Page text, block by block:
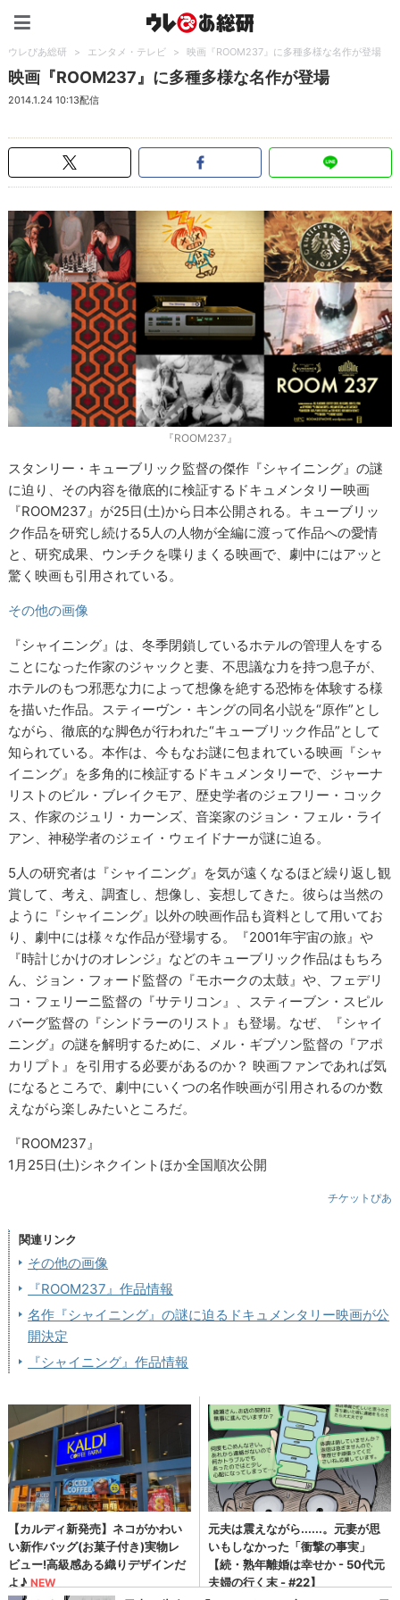
ウレぴあ総研 > エンタメ・テレビ > 映画『ROOM237』に多種多様な名作が登場
映画『ROOM237』に多種多様な名作が登場
2014.1.24 10:13配信
『ROOM237』
スタンリー・キューブリック監督の傑作『シャイニング』の謎
に迫り、その内容を徹底的に検証するドキュメンタリー映画
『ROOM237』が25日(土)から日本公開される。キューブリッ
ク作品を研究し続ける5人の人物が全編に渡って作品への愛情
と、研究成果、ウンチクを喋りまくる映画で、劇中にはアッと
驚く映画も引用されている。
その他の画像
『シャイニング』は、冬季閉鎖しているホテルの管理人をする
ことになった作家のジャックと妻、不思議な力を持つ息子が、
ホテルのもつ邪悪な力によって想像を絶する恐怖を体験する様
を描いた作品。スティーヴン・キングの同名小説を“原作”とし
ながら、徹底的な脚色が行われた“キューブリック作品”として
知られている。本作は、今もなお謎に包まれている映画『シャ
イニング』を多角的に検証するドキュメンタリーで、ジャーナ
リストのビル・ブレイクモア、歴史学者のジェフリー・コック
ス、作家のジュリ・カーンズ、音楽家のジョン・フェル・ライ
アン、神秘学者のジェイ・ウェイドナーが謎に迫る。
5人の研究者は『シャイニング』を気が遠くなるほど繰り返し観
賞して、考え、調査し、想像し、妄想してきた。彼らは当然の
ように『シャイニング』以外の映画作品も資料として用いてお
り、劇中には様々な作品が登場する。『2001年宇宙の旅』や
『時計じかけのオレンジ』などのキューブリック作品はもちろ
ん、ジョン・フォード監督の『モホークの太鼓』や、フェデリ
コ・フェリーニ監督の『サテリコン』、スティーブン・スピル
バーグ監督の『シンドラーのリスト』も登場。なぜ、『シャイ
ニング』の謎を解明するために、メル・ギブソン監督の『アポ
カリプト』を引用する必要があるのか？ 映画ファンであれば気
になるところで、劇中にいくつの名作映画が引用されるのか数
えながら楽しみたいところだ。
『ROOM237』
1月25日(土)シネクイントほか全国順次公開
チケットぴあ
関連リンク
その他の画像
『ROOM237』作品情報
名作『シャイニング』の謎に迫るドキュメンタリー映画が公
開決定
『シャイニング』作品情報